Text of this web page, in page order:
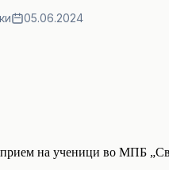
05.06.2024
прием на ученици во МПБ